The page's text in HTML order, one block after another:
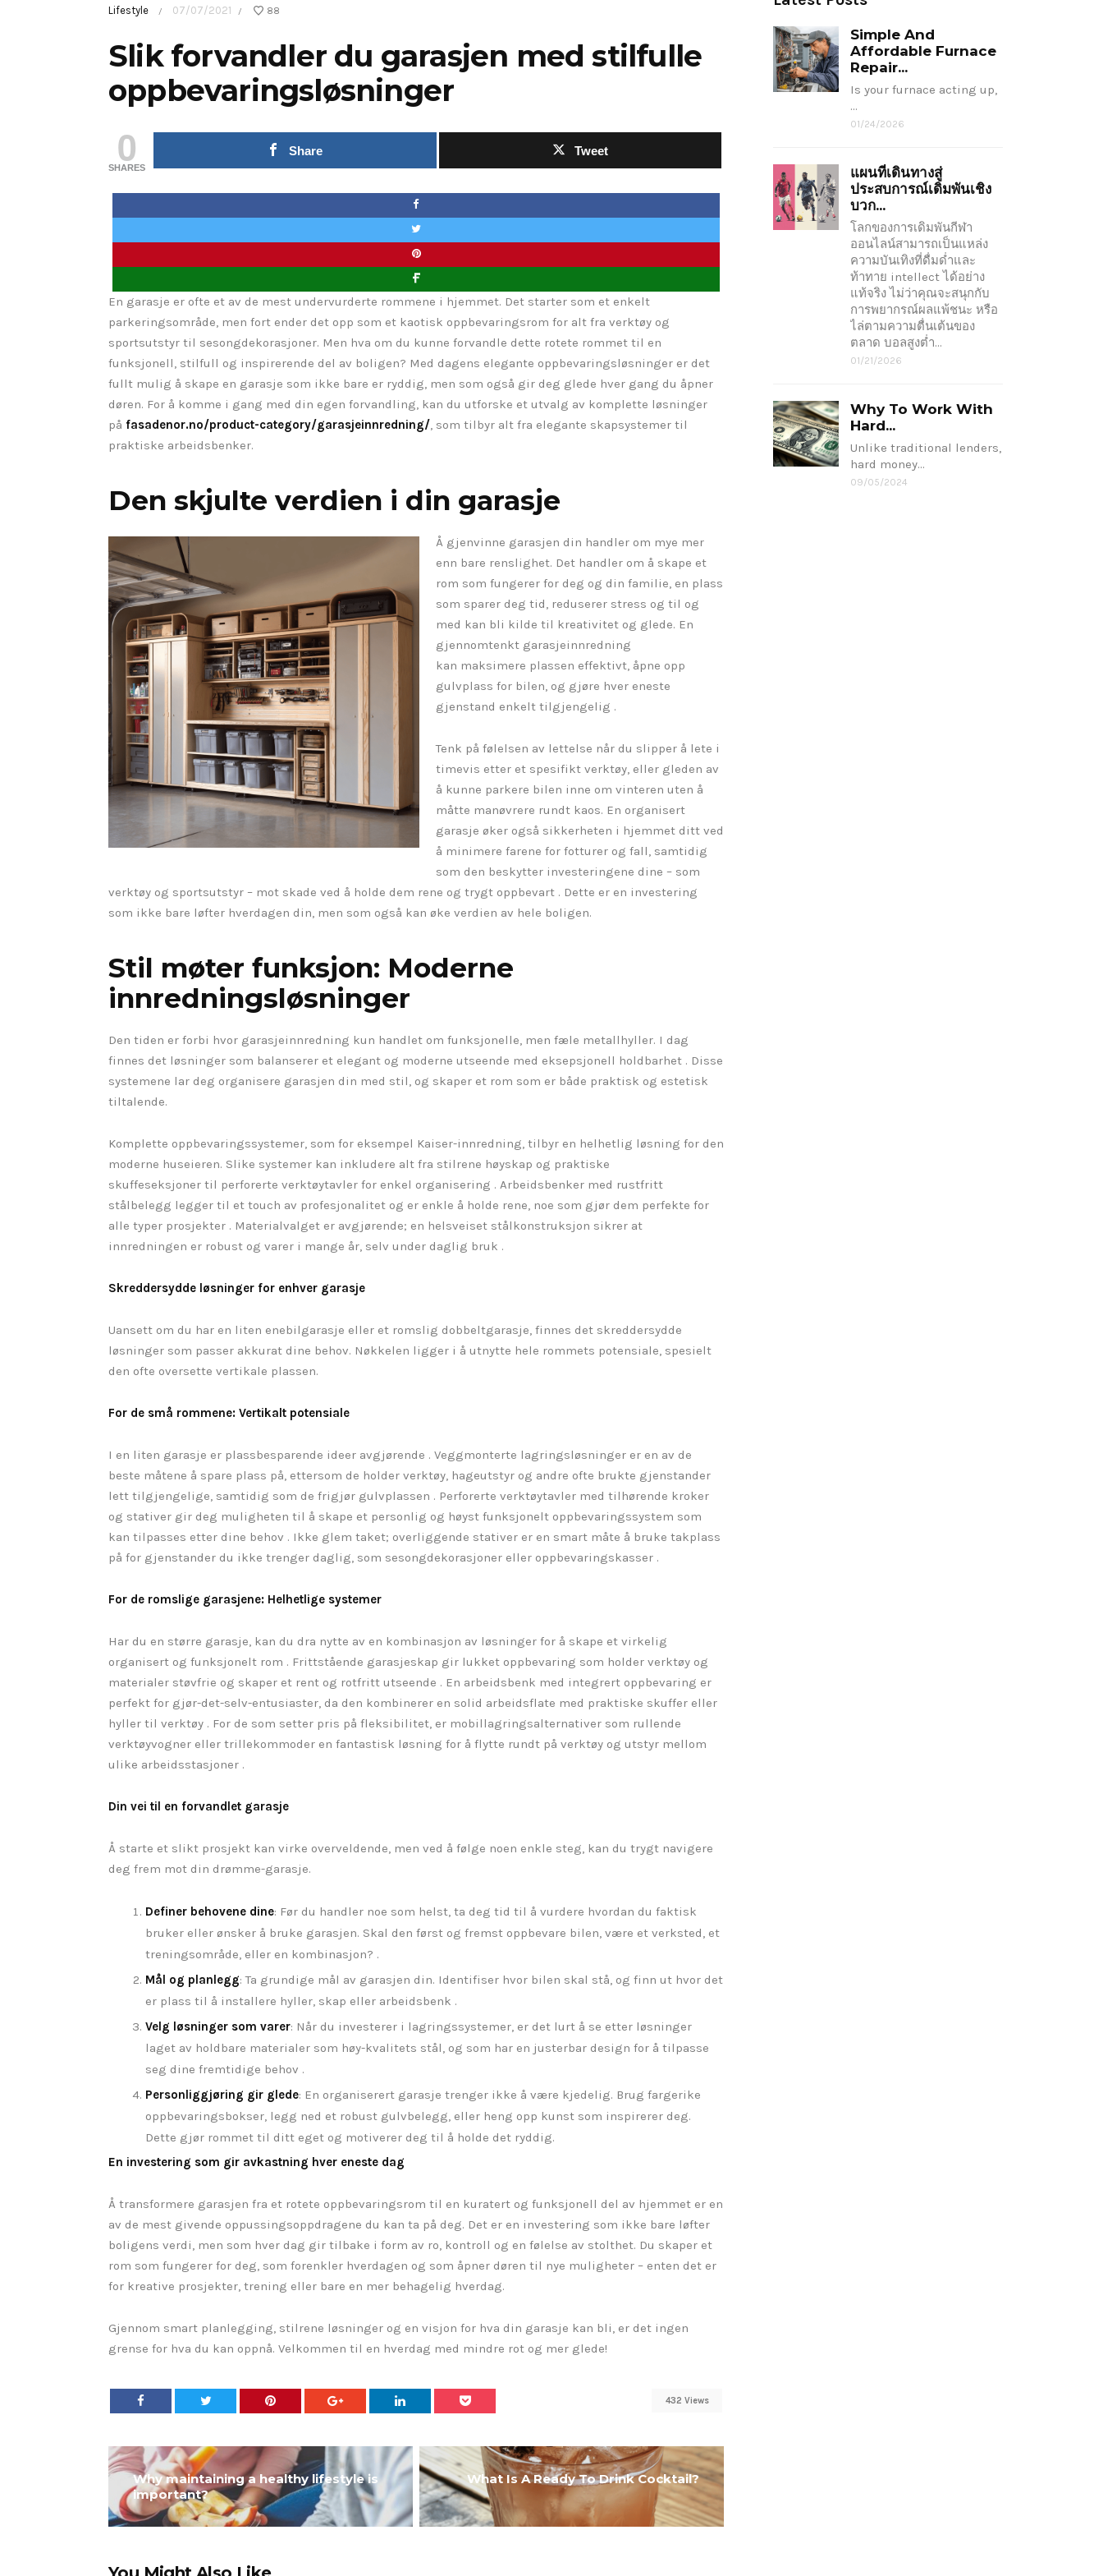
Lifestyle / 07/07/2021 / 88
Slik forvandler du garasjen med stilfulle
oppbevaringsløsninger
0
SHARES
Share Tweet
En garasje er ofte et av de mest undervurderte rommene i hjemmet. Det starter som et enkelt
parkeringsområde, men fort ender det opp som et kaotisk oppbevaringsrom for alt fra verktøy og
sportsutstyr til sesongdekorasjoner. Men hva om du kunne forvandle dette rotete rommet til en
funksjonell, stilfull og inspirerende del av boligen? Med dagens elegante oppbevaringsløsninger er det
fullt mulig å skape en garasje som ikke bare er ryddig, men som også gir deg glede hver gang du åpner
døren. For å komme i gang med din egen forvandling, kan du utforske et utvalg av komplette løsninger
på fasadenor.no/product-category/garasjeinnredning/, som tilbyr alt fra elegante skapsystemer til
praktiske arbeidsbenker.
Den skjulte verdien i din garasje
Å gjenvinne garasjen din handler om mye mer
enn bare renslighet. Det handler om å skape et
rom som fungerer for deg og din familie, en plass
som sparer deg tid, reduserer stress og til og
med kan bli kilde til kreativitet og glede. En
gjennomtenkt garasjeinnredning
kan maksimere plassen effektivt, åpne opp
gulvplass for bilen, og gjøre hver eneste
gjenstand enkelt tilgjengelig .
Tenk på følelsen av lettelse når du slipper å lete i
timevis etter et spesifikt verktøy, eller gleden av
å kunne parkere bilen inne om vinteren uten å
måtte manøvrere rundt kaos. En organisert
garasje øker også sikkerheten i hjemmet ditt ved
å minimere farene for fotturer og fall, samtidig
som den beskytter investeringene dine – som
verktøy og sportsutstyr – mot skade ved å holde dem rene og trygt oppbevart . Dette er en investering
som ikke bare løfter hverdagen din, men som også kan øke verdien av hele boligen.
Stil møter funksjon: Moderne
innredningsløsninger
Den tiden er forbi hvor garasjeinnredning kun handlet om funksjonelle, men fæle metallhyller. I dag
finnes det løsninger som balanserer et elegant og moderne utseende med eksepsjonell holdbarhet . Disse
systemene lar deg organisere garasjen din med stil, og skaper et rom som er både praktisk og estetisk
tiltalende.
Komplette oppbevaringssystemer, som for eksempel Kaiser-innredning, tilbyr en helhetlig løsning for den
moderne huseieren. Slike systemer kan inkludere alt fra stilrene høyskap og praktiske
skuffeseksjoner til perforerte verktøytavler for enkel organisering . Arbeidsbenker med rustfritt
stålbelegg legger til et touch av profesjonalitet og er enkle å holde rene, noe som gjør dem perfekte for
alle typer prosjekter . Materialvalget er avgjørende; en helsveiset stålkonstruksjon sikrer at
innredningen er robust og varer i mange år, selv under daglig bruk .
Skreddersydde løsninger for enhver garasje
Uansett om du har en liten enebilgarasje eller et romslig dobbeltgarasje, finnes det skreddersydde
løsninger som passer akkurat dine behov. Nøkkelen ligger i å utnytte hele rommets potensiale, spesielt
den ofte oversette vertikale plassen.
For de små rommene: Vertikalt potensiale
I en liten garasje er plassbesparende ideer avgjørende . Veggmonterte lagringsløsninger er en av de
beste måtene å spare plass på, ettersom de holder verktøy, hageutstyr og andre ofte brukte gjenstander
lett tilgjengelige, samtidig som de frigjør gulvplassen . Perforerte verktøytavler med tilhørende kroker
og stativer gir deg muligheten til å skape et personlig og høyst funksjonelt oppbevaringssystem som
kan tilpasses etter dine behov . Ikke glem taket; overliggende stativer er en smart måte å bruke takplass
på for gjenstander du ikke trenger daglig, som sesongdekorasjoner eller oppbevaringskasser .
For de romslige garasjene: Helhetlige systemer
Har du en større garasje, kan du dra nytte av en kombinasjon av løsninger for å skape et virkelig
organisert og funksjonelt rom . Frittstående garasjeskap gir lukket oppbevaring som holder verktøy og
materialer støvfrie og skaper et rent og rotfritt utseende . En arbeidsbenk med integrert oppbevaring er
perfekt for gjør-det-selv-entusiaster, da den kombinerer en solid arbeidsflate med praktiske skuffer eller
hyller til verktøy . For de som setter pris på fleksibilitet, er mobillagringsalternativer som rullende
verktøyvogner eller trillekommoder en fantastisk løsning for å flytte rundt på verktøy og utstyr mellom
ulike arbeidsstasjoner .
Din vei til en forvandlet garasje
Å starte et slikt prosjekt kan virke overveldende, men ved å følge noen enkle steg, kan du trygt navigere
deg frem mot din drømme-garasje.
Definer behovene dine: Før du handler noe som helst, ta deg tid til å vurdere hvordan du faktisk
bruker eller ønsker å bruke garasjen. Skal den først og fremst oppbevare bilen, være et verksted, et
treningsområde, eller en kombinasjon? .
Mål og planlegg: Ta grundige mål av garasjen din. Identifiser hvor bilen skal stå, og finn ut hvor det
er plass til å installere hyller, skap eller arbeidsbenk .
Velg løsninger som varer: Når du investerer i lagringssystemer, er det lurt å se etter løsninger
laget av holdbare materialer som høy-kvalitets stål, og som har en justerbar design for å tilpasse
seg dine fremtidige behov .
Personliggjøring gir glede: En organiserert garasje trenger ikke å være kjedelig. Brug fargerike
oppbevaringsbokser, legg ned et robust gulvbelegg, eller heng opp kunst som inspirerer deg.
Dette gjør rommet til ditt eget og motiverer deg til å holde det ryddig.
En investering som gir avkastning hver eneste dag
Å transformere garasjen fra et rotete oppbevaringsrom til en kuratert og funksjonell del av hjemmet er en
av de mest givende oppussingsoppdragene du kan ta på deg. Det er en investering som ikke bare løfter
boligens verdi, men som hver dag gir tilbake i form av ro, kontroll og en følelse av stolthet. Du skaper et
rom som fungerer for deg, som forenkler hverdagen og som åpner døren til nye muligheter – enten det er
for kreative prosjekter, trening eller bare en mer behagelig hverdag.
Gjennom smart planlegging, stilrene løsninger og en visjon for hva din garasje kan bli, er det ingen
grense for hva du kan oppnå. Velkommen til en hverdag med mindre rot og mer glede!
432 Views
Why maintaining a healthy lifestyle is
important?
What Is A Ready To Drink Cocktail?
Simple And
Affordable Furnace
Repair...
Is your furnace acting up,
…
01/24/2026
แผนที่เดินทางสู่
ประสบการณ์เดิมพันเชิง
บวก...
โลกของการเดิมพันกีฬา
ออนไลน์สามารถเป็นแหล่ง
ความบันเทิงที่ดื่มด่ำและ
ท้าทาย intellect ได้อย่าง
แท้จริง ไม่ว่าคุณจะสนุกกับ
การพยากรณ์ผลแพ้ชนะ หรือ
ไล่ตามความตื่นเต้นของ
ตลาด บอลสูงต่ำ…
01/21/2026
Why To Work With
Hard...
Unlike traditional lenders,
hard money…
09/05/2024